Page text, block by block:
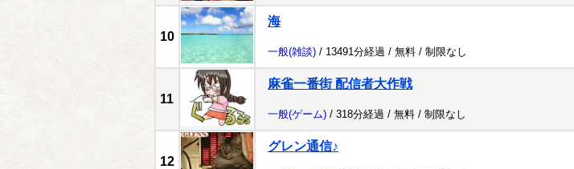
10
海
一般(雑談) / 13491分経過 / 無料 / 制限なし
11
麻雀一番街 配信者大作戦
一般(ゲーム) / 318分経過 / 無料 / 制限なし
12
グレン通信♪